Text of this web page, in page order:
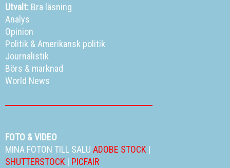
Utvalt: Bra läsning
Analys
Opinion
Politik &Amerikansk politik
Journalistik
Börs & marknad
World News
FOTO & VIDEO
MINA FOTON TILL SALU ADOBE STOCK |
SHUTTERSTOCK | PICFAIR